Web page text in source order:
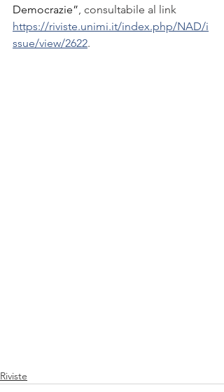
Democrazie”, consultabile al link
https://riviste.unimi.it/index.php/NAD/i
ssue/view/2622.
Riviste